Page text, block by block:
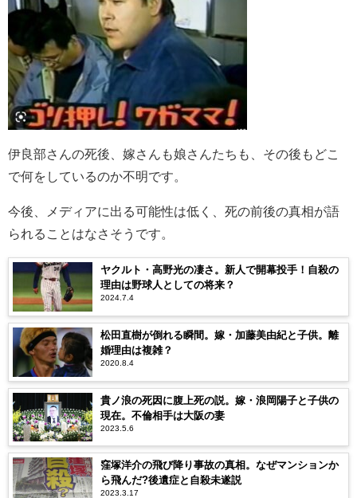
伊良部さんの死後、嫁さんも娘さんたちも、その後もどこ
で何をしているのか不明です。
今後、メディアに出る可能性は低く、死の前後の真相が語
られることはなさそうです。
ヤクルト・高野光の凄さ。新人で開幕投手！自殺の
理由は野球人としての将来？
2024.7.4
松田直樹が倒れる瞬間。嫁・加藤美由紀と子供。離
婚理由は複雑？
2020.8.4
貴ノ浪の死因に腹上死の説。嫁・浪岡陽子と子供の
現在。不倫相手は大阪の妻
2023.5.6
窪塚洋介の飛び降り事故の真相。なぜマンションか
ら飛んだ?後遺症と自殺未遂説
2023.3.17